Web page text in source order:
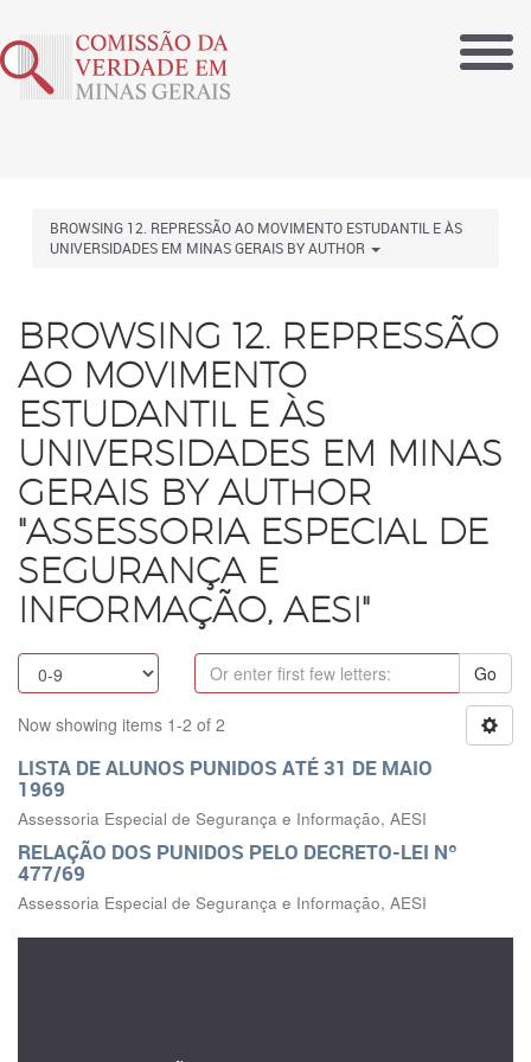
BROWSING 12. REPRESSÃO AO MOVIMENTO ESTUDANTIL E ÀS
UNIVERSIDADES EM MINAS GERAIS BY AUTHOR
BROWSING 12. REPRESSÃO
AO MOVIMENTO
ESTUDANTIL E ÀS
UNIVERSIDADES EM MINAS
GERAIS BY AUTHOR
"ASSESSORIA ESPECIAL DE
SEGURANÇA E
INFORMAÇÃO, AESI"
Go
Now showing items 1-2 of 2
LISTA DE ALUNOS PUNIDOS ATÉ 31 DE MAIO
1969
Assessoria Especial de Segurança e Informação, AESI
RELAÇÃO DOS PUNIDOS PELO DECRETO-LEI Nº
477/69
Assessoria Especial de Segurança e Informação, AESI